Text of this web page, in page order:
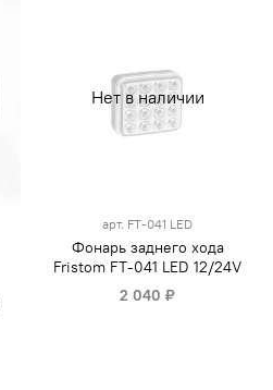
Нет в наличии
арт. FT-041 LED
Фонарь заднего хода
Fristom FT-041 LED 12/24V
2 040 ₽